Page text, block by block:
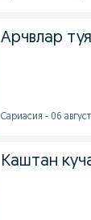
Арчвлар
Сариасия - 06
Каштан